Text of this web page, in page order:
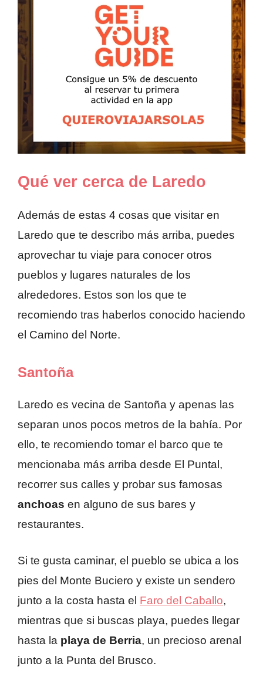
Qué ver cerca de Laredo
Además de estas 4 cosas que visitar en
Laredo que te describo más arriba, puedes
aprovechar tu viaje para conocer otros
pueblos y lugares naturales de los
alrededores. Estos son los que te
recomiendo tras haberlos conocido haciendo
el Camino del Norte.
Santoña
Laredo es vecina de Santoña y apenas las
separan unos pocos metros de la bahía. Por
ello, te recomiendo tomar el barco que te
mencionaba más arriba desde El Puntal,
recorrer sus calles y probar sus famosas
anchoas en alguno de sus bares y
restaurantes.
Si te gusta caminar, el pueblo se ubica a los
pies del Monte Buciero y existe un sendero
junto a la costa hasta el Faro del Caballo,
mientras que si buscas playa, puedes llegar
hasta la playa de Berria, un precioso arenal
junto a la Punta del Brusco.